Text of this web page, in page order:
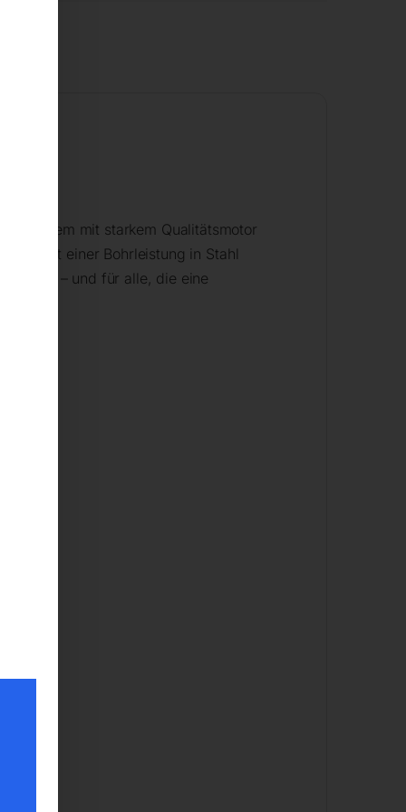
mit starkem Qualitätsmotor
Mit einer Bohrleistung in Stahl
– und für alle, die eine